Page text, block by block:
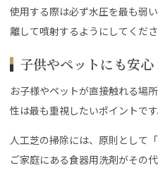
使用する際は必ず水圧を最も弱
離して噴射するようにしてくださ
子供やペットにも安
お子様やペットが直接触れる場
性は最も重視したいポイントです
人工芝の掃除には、原則として
ご家庭にある食器用洗剤がその